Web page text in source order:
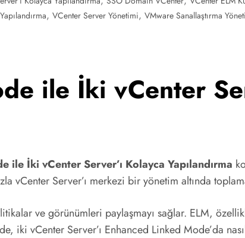
, VCenter Server Yönetimi, VMware Sanallaştırma
ile İki vCenter
ile İki vCenter Server’ı Kolayca Yapılandırma
vCenter Server’ı merkezi bir yönetim altında
ve görünümleri paylaşmayı sağlar. ELM,
iki vCenter Server’ı Enhanced Linked Mode’da